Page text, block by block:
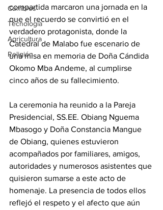
Cumbres
Tecnología
Agricultura
Religión
compartida marcaron una jornada en la
que el recuerdo se convirtió en el
verdadero protagonista, donde la
Catedral de Malabo fue escenario de
una misa en memoria de Doña Cándida
Okomo Mba Andeme, al cumplirse
cinco años de su fallecimiento.
La ceremonia ha reunido a la Pareja
Presidencial, SS.EE. Obiang Nguema
Mbasogo y Doña Constancia Mangue
de Obiang, quienes estuvieron
acompañados por familiares, amigos,
autoridades y numerosos asistentes que
quisieron sumarse a este acto de
homenaje. La presencia de todos ellos
reflejó el respeto y el afecto que aún